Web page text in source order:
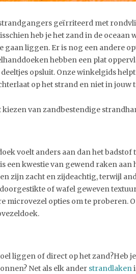
geïrriteerd met
heb je het zand in de
gaan liggen. Er is nog een andere
hebben een plat
opsluit. Onze winkelgids
op het strand en niet in jouw
van zandbestendige
voelt anders aan dan het badstof
een kwestie van gewend raken aan
zijn zacht en zijdeachtig, terwijl
of wafel geweven
microvezel opties om te proberen.
liggen of direct op het zand?Heb
Net als elk ander strandlaken